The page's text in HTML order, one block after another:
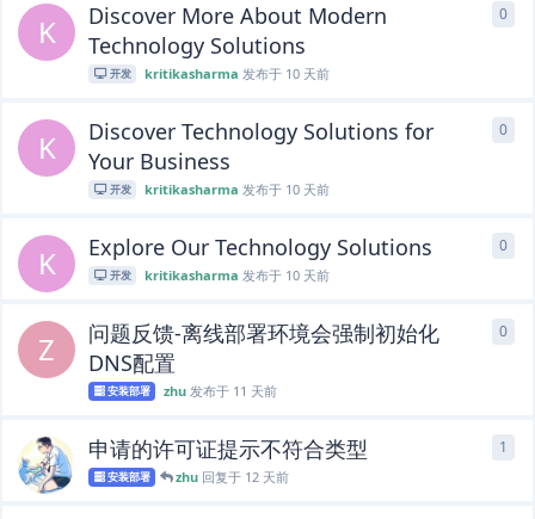
K
Discover More About Modern
Technology Solutions
开发 kritikasharma 发布于 10 天前
0
K
Discover Technology Solutions for
Your Business
开发 kritikasharma 发布于 10 天前
0
K Explore Our Technology Solutions
开发 kritikasharma 发布于 10 天前
0
Z
问题反馈-离线部署环境会强制初始化
DNS配置
安装部署 zhu 发布于 11 天前
0
申请的许可证提示不符合类型
安装部署 zhu 回复于 12 天前
1